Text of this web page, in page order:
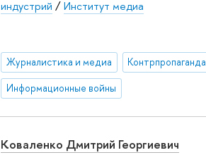
индустрий /Институт медиа
Журналистика и медиа Контрпропаганда
Информационные войны
Коваленко Дмитрий Георгиевич